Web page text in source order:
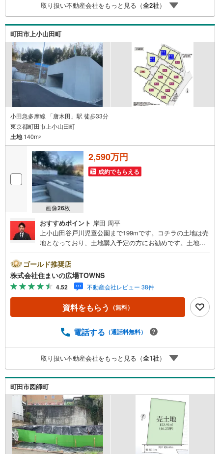
が親身になってお客様に合った物件をご紹介させて頂きま
す！ /他社様掲載物件も併せてご紹介可能ですのでお気軽に
お問い合わせ下さい♪駐車場もございますので、お車での
お越しも大歓迎です！
取り扱い不動産会社をもっと見る（全2社）
町田市上小山田町
小田急多摩線 「唐木田」駅 徒歩33分
東京都町田市上小山田町
土地140m2
画像26枚
2,590万円
成約でもらえる
おすすめポイント 岸田 周平
上小山田谷戸川児童公園まで199mです。コチラの土地は売
地となっており、土地購入予定の方にお勧めです。土地面
低層住居専用地域で、のびのびと暮らしてみませんか。住
宅用地なので住みやすい環境が整っており、戸建てをお考
えの方におすすめです。【年中無休/9:00～21:00】人気物
件は特にお問い合わせが集中するため、お早めにお電話下
さい。「室内・現地を見学する」ボタンよりご予約頂くと
ご見学がスムーズです。■その他、各種ご相談も承っており
ョン■住まいの広場TOWNSからお客様へ経験豊富なスタッ
にお問い合わせ下さい♪駐車場もございますので、お車で
のお越しも大歓迎です！
ゴールド推奨店
株式会社住まいの広場TOWNS
4.52 不動産会社レビュー 38件
資料をもらう （無料）
電話する （通話料無料）
取り扱い不動産会社をもっと見る（全1社）
町田市図師町